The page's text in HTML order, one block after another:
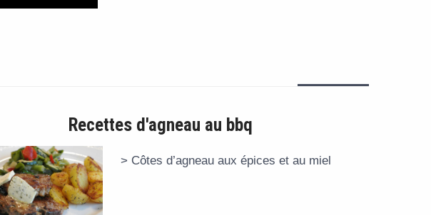
Recettes d'agneau au bbq
Côtes d’agneau aux épices et au miel